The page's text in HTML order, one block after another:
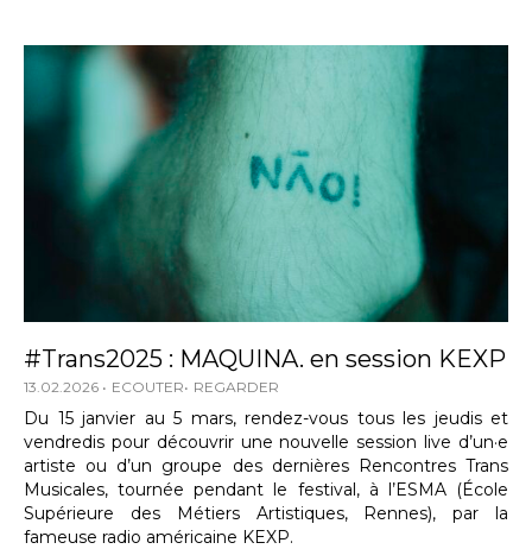
#Trans2025 : MAQUINA. en session KEXP
13.02.2026 ECOUTER REGARDER
Du 15 janvier au 5 mars, rendez-vous tous les jeudis et
vendredis pour découvrir une nouvelle session live d’un·e
artiste ou d’un groupe des dernières Rencontres Trans
Musicales, tournée pendant le festival, à l’ESMA (École
Supérieure des Métiers Artistiques, Rennes), par la
fameuse radio américaine KEXP.